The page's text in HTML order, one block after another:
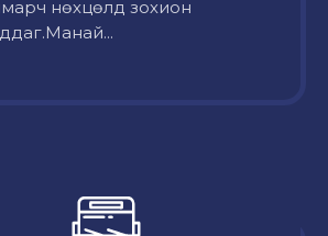
нөхцөлд зохион